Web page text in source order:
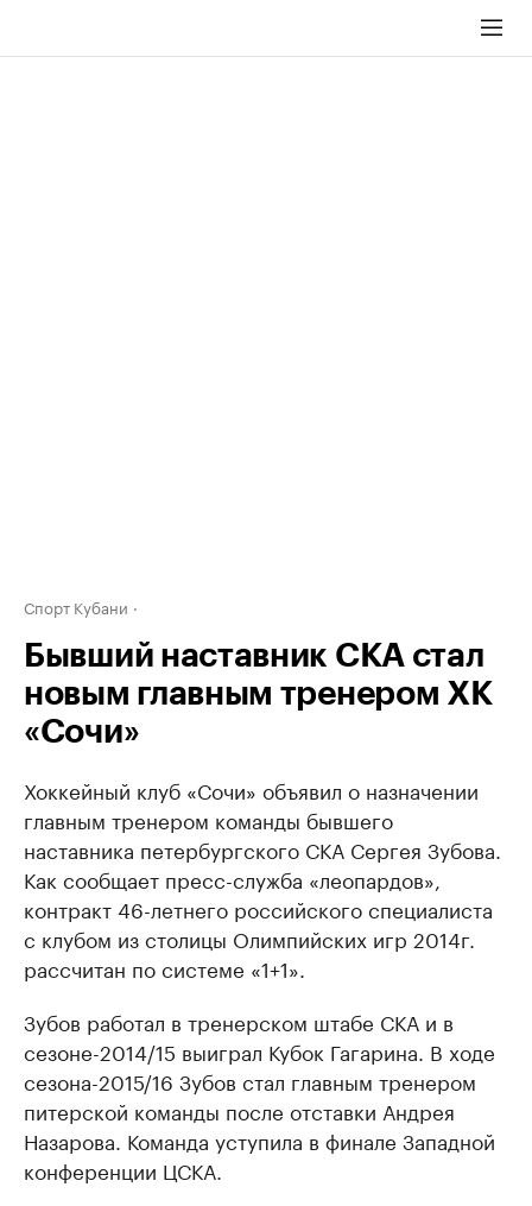
Спорт Кубани
Бывший наставник СКА стал
новым главным тренером ХК
«Сочи»
Хоккейный клуб «Сочи» объявил о назначении
главным тренером команды бывшего
наставника петербургского СКА Сергея Зубова.
Как сообщает пресс-служба «леопардов»,
контракт 46-летнего российского специалиста
с клубом из столицы Олимпийских игр 2014г.
рассчитан по системе «1+1».
Зубов работал в тренерском штабе СКА и в
сезоне-2014/15 выиграл Кубок Гагарина. В ходе
сезона-2015/16 Зубов стал главным тренером
питерской команды после отставки Андрея
Назарова. Команда уступила в финале Западной
конференции ЦСКА.